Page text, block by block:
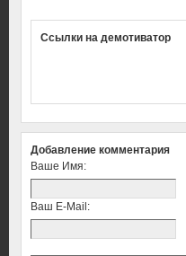
Ссылки на демотиватор
Добавление комментария
Ваше Имя:
Ваш E-Mail: